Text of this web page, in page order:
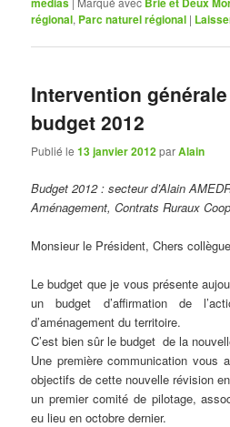
régional, Parc naturel régional |
Intervention
budget 2012
Publié le13 janvier 2012parAlain
Budget 2012 : secteur d’Alain
Aménagement, Contrats Ruraux
Monsieur le Président, Chers
Le budget que je vous présente
un budget d’affirmation de
d’aménagement du territoire.
C’est bien sûr le budget de la
Une première communication vous
objectifs de cette nouvelle révision
un premier comité de pilotage,
eu lieu en octobre dernier.